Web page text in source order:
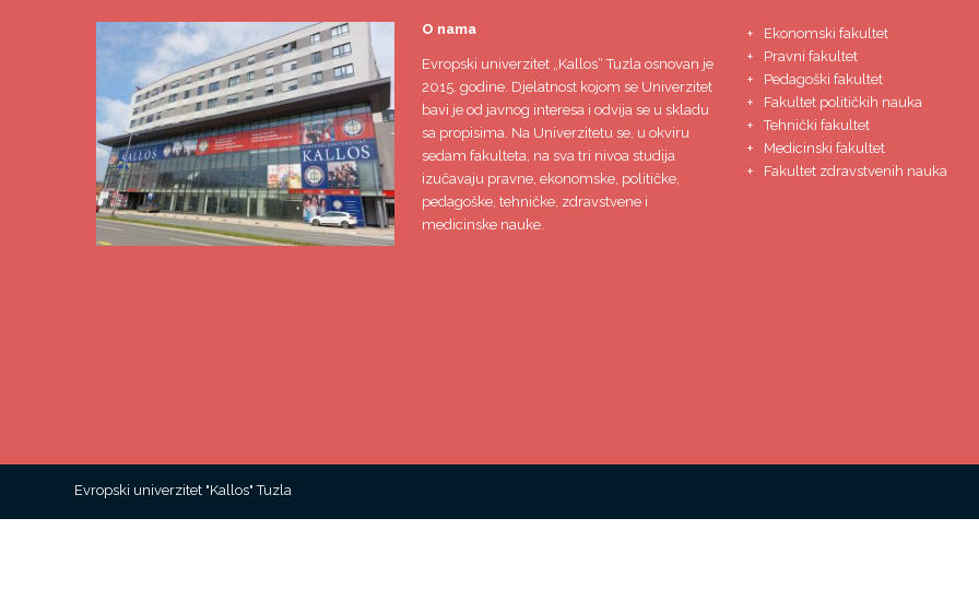
O nama
Evropski univerzitet „Kallos“ Tuzlaosnovan je
2015. godine. Djelatnost kojom se Univerzitet
bavi je od javnog interesa i odvija se u skladu
sa propisima. Na Univerzitetu se, u okviru
sedam fakulteta, na sva tri nivoa studija
izučavaju pravne, ekonomske, političke,
pedagoške, tehničke, zdravstvene i
medicinske nauke.
Ekonomski fakultet
Pravni fakultet
Pedagoški fakultet
Fakultet političkih nauka
Tehnički fakultet
Medicinski fakultet
Fakultet zdravstvenih nauka
Evropski univerzitet "Kallos" Tuzla